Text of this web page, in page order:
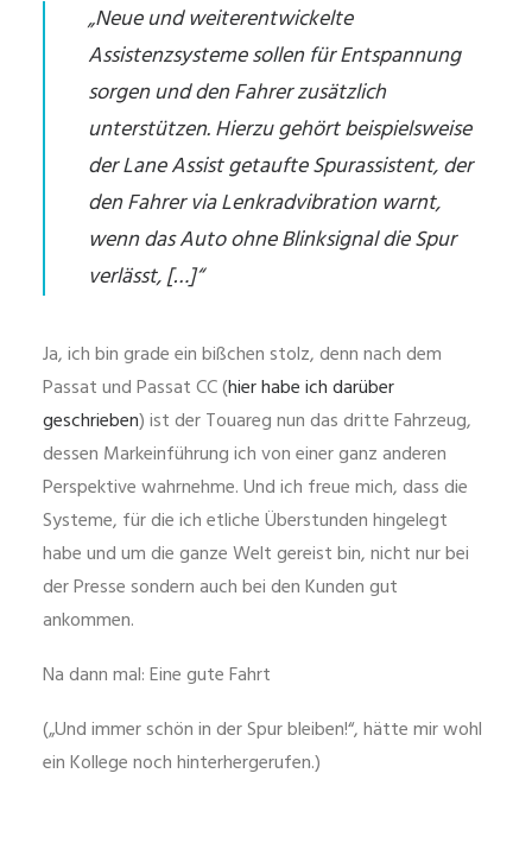
„Neue und weiterentwickelte
Assistenzsysteme sollen für Entspannung
sorgen und den Fahrer zusätzlich
unterstützen. Hierzu gehört beispielsweise
der Lane Assist getaufte Spurassistent, der
den Fahrer via Lenkradvibration warnt,
wenn das Auto ohne Blinksignal die Spur
verlässt, […]“
Ja, ich bin grade ein bißchen stolz, denn nach dem
Passat und Passat CC (hier habe ich darüber
geschrieben) ist der Touareg nun das dritte Fahrzeug,
dessen Markeinführung ich von einer ganz anderen
Perspektive wahrnehme. Und ich freue mich, dass die
Systeme, für die ich etliche Überstunden hingelegt
habe und um die ganze Welt gereist bin, nicht nur bei
der Presse sondern auch bei den Kunden gut
ankommen.
Na dann mal: Eine gute Fahrt
(„Und immer schön in der Spur bleiben!“, hätte mir wohl
ein Kollege noch hinterhergerufen.)